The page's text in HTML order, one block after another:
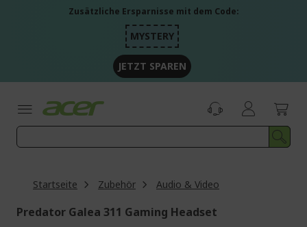
Zusätzliche Ersparnisse mit dem Code:
MYSTERY
JETZT SPAREN
Startseite Zubehör Audio & Video
Predator Galea 311 Gaming Headset